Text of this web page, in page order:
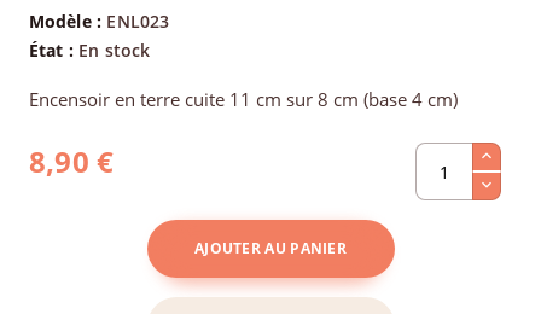
Modèle : ENL023
État : En stock
Encensoir en terre cuite 11 cm sur 8 cm (base 4 cm)
8,90 €
AJOUTER AU PANIER